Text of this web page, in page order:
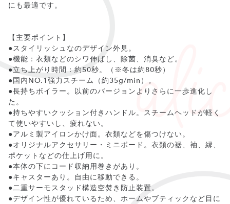
にも最適です。
【主要ポイント】
●スタイリッシュなのデザイン外見。
●機能：衣類などのシワ伸ばし、除菌、消臭など。
●立ち上がり時間：約50秒。（※冬は約80秒）
●国内NO.1強力スチーム（約35g/min）。
●長持ちボイラー。以前のバージョンよりさらに一歩進化し
た。
●持ちやすいクッション付きハンドル。スチームヘッドが軽く
て使いやすいし、疲れない。
●アルミ製アイロンかけ面。衣類などを傷つけない。
●オリジナルアクセサリー・ミニボード。衣類の裾、袖、縁、
ポケットなどの仕上げ用に。
●本体の下にコード収納用巻きがあり。
●キャスターあり。自由に移動できる。
●二重サーモスタッド構造空焚き防止装置。
●デザイン性が優れているため、ホームやブティックなど目に